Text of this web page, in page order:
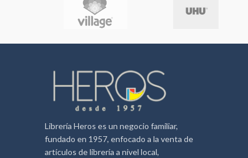
Librería Heros es un negocio familiar,
fundado en 1957, enfocado a la venta de
artículos de librería a nivel local,